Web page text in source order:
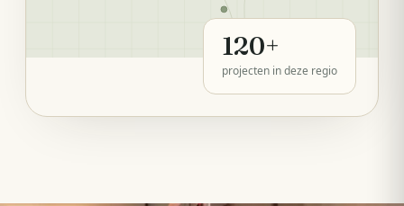
120+
projecten in deze regio